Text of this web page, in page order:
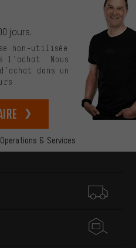
& Services
jours.
non-utilisée
l’achat. Nous
dans un